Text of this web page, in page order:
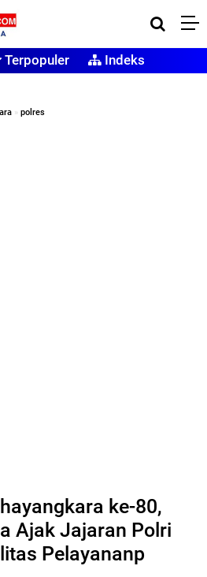
Terpopuler Indeks
» polres
ke-80,
Ajak Jajaran Polri
Pelayananp